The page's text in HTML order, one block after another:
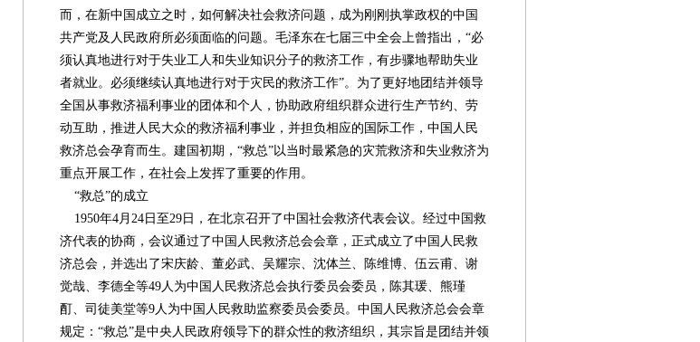
第05版
新闻
第06版
新闻
第07版
新闻
第08版
封面报道
第09版
封面报道
而，在新中国成立之时，如何解决社会救济问题，成为刚刚执掌政权的中国
共产党及人民政府所必须面临的问题。毛泽东在七届三中全会上曾指出，“必
须认真地进行对于失业工人和失业知识分子的救济工作，有步骤地帮助失业
者就业。必须继续认真地进行对于灾民的救济工作”。为了更好地团结并领导
全国从事救济福利事业的团体和个人，协助政府组织群众进行生产节约、劳
动互助，推进人民大众的救济福利事业，并担负相应的国际工作，中国人民
救济总会孕育而生。建国初期，“救总”以当时最紧急的灾荒救济和失业救济为
重点开展工作，在社会上发挥了重要的作用。
“救总”的成立
1950年4月24日至29日，在北京召开了中国社会救济代表会议。经过中国救
济代表的协商，会议通过了中国人民救济总会会章，正式成立了中国人民救
济总会，并选出了宋庆龄、董必武、吴耀宗、沈体兰、陈维博、伍云甫、谢
觉哉、李德全等49人为中国人民救济总会执行委员会委员，陈其瑗、熊瑾
酊、司徒美堂等9人为中国人民救助监察委员会委员。中国人民救济总会会章
规定：“救总”是中央人民政府领导下的群众性的救济组织，其宗旨是团结并领